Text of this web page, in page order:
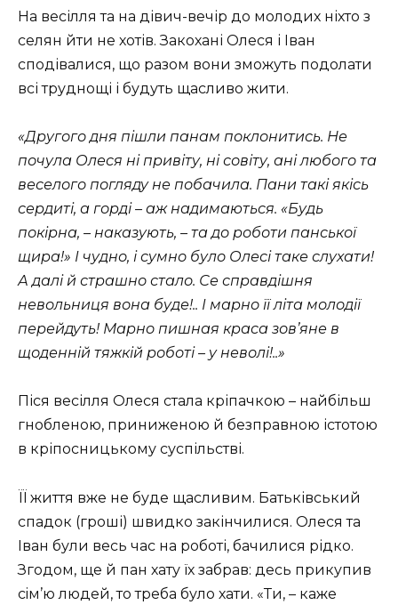
На весілля та на дівич-вечір до молодих ніхто з
селян йти не хотів. Закохані Олеся і Іван
сподівалися, що разом вони зможуть подолати
всі труднощі і будуть щасливо жити.
«Другого дня пішли панам поклонитись. Не
почула Олеся ні привіту, ні совіту, ані любого та
веселого погляду не побачила. Пани такі якісь
сердиті, а горді – аж надимаються. «Будь
покірна, – наказують, – та до роботи панської
щира!» І чудно, і сумно було Олесі таке слухати!
А далі й страшно стало. Се справдішня
невольниця вона буде!.. І марно її літа молодії
перейдуть! Марно пишная краса зов’яне в
щоденній тяжкій роботі – у неволі!..»
Піся весілля Олеся стала кріпачкою – найбільш
гнобленою, приниженою й безправною істотою
в кріпосницькому суспільстві.
ЇЇ життя вже не буде щасливим. Батьківський
спадок (гроші) швидко закінчилися. Олеся та
Іван були весь час на роботі, бачилися рідко.
Згодом, ще й пан хату їх забрав: десь прикупив
сiм’ю людей, то треба було хати.
Ти, – каже